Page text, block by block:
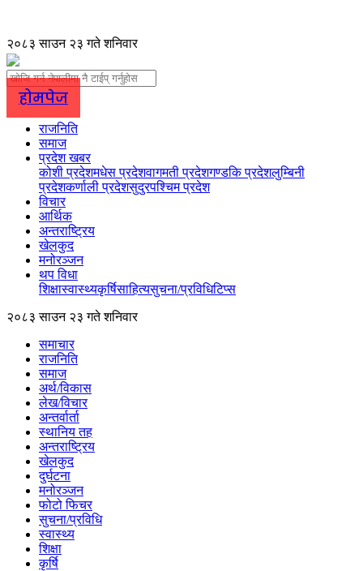
२०८३ साउन २३ गते शनिवार
होमपेज
राजनिति
समाज
प्रदेश खबर
कोशी प्रदेशमधेस प्रदेशवागमती प्रदेशगण्डकि प्रदेशलुम्बिनी
प्रदेशकर्णाली प्रदेशसुदुरपश्चिम प्रदेश
विचार
आर्थिक
अन्तराष्ट्रिय
खेलकुद
मनोरञ्जन
थप विधा
शिक्षास्वास्थ्यकृर्षिसाहित्यसुचना/प्रविधिटिप्स
२०८३ साउन २३ गते शनिवार
समाचार
राजनिति
समाज
अर्थ/विकास
लेख/विचार
अन्तर्वार्ता
स्थानिय तह
अन्तराष्ट्रिय
खेलकुद
दुर्घटना
मनोरञ्जन
फोटो फिचर
सुचना/प्रविधि
स्वास्थ्य
शिक्षा
कृर्षि